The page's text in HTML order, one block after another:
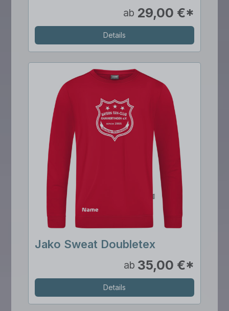
ab 29,00 €*
Details
Jako Sweat Doubletex
ab 35,00 €*
Details